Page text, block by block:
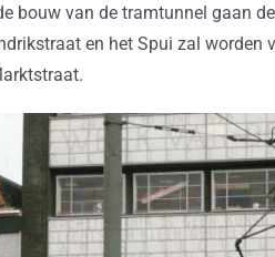
bouw van de tramtunnel gaan
en het Spui zal worden